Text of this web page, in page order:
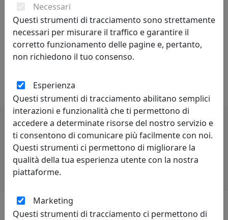
spirito critico, autodisciplina.
Competitività - indica il livello di capacità concorrenziale
di un sistema economico oppure di una singola
impresa od industria. Può anche essere definita come
di rivalità è proprio di chi è competitivo.
Potrebbero interessarti
Necessari
Questi strumenti di tracciamento sono strettamente
necessari per misurare il traffico e garantire il
corretto funzionamento delle pagine e, pertanto,
non richiedono il tuo consenso.
Esperienza
Questi strumenti di tracciamento abilitano semplici
interazioni e funzionalità che ti permettono di
accedere a determinate risorse del nostro servizio e
ti consentono di comunicare più facilmente con noi.
Questi strumenti ci permettono di migliorare la
qualità della tua esperienza utente con la nostra
piattaforme.
Marketing
Questi strumenti di tracciamento ci permettono di